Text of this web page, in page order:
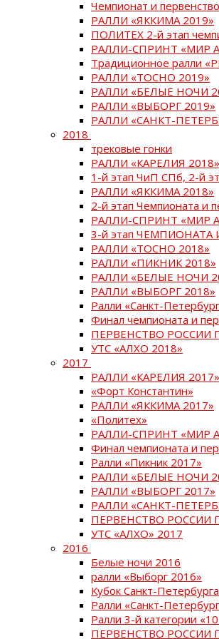
Чемпионат и
РАЛЛИ «ЯККИМА 2019»
ПОЛИТЕХ 2-й этап
РАЛЛИ-СПРИНТ «МИР
Традиционное ралли
РАЛЛИ «ТОСНО 2019»
РАЛЛИ «БЕЛЫЕ НОЧИ
РАЛЛИ «ВЫБОРГ 2019»
РАЛЛИ «САНКТ-
2018
трековые гонки
РАЛЛИ «КАРЕЛИЯ 2018»
1-й этап ЧиП СПб, 2-й
РАЛЛИ «ЯККИМА 2018»
2-й этап Чемпионата и
РАЛЛИ-СПРИНТ «МИР
3-й этап
РАЛЛИ «ТОСНО 2018»
РАЛЛИ «ПИКНИК 2018»
РАЛЛИ «БЕЛЫЕ НОЧИ
РАЛЛИ «ВЫБОРГ 2018»
Ралли «Санкт-
Финал чемпионата и
ПЕРВЕНСТВО РОССИИ
УТС «АЛХО 2018»
2017
РАЛЛИ «КАРЕЛИЯ 2017»
«Форт Константин»
РАЛЛИ «ЯККИМА 2017»
«Политех»
РАЛЛИ-СПРИНТ «МИР
Финал чемпионата и
Ралли «Пикник 2017»
РАЛЛИ «БЕЛЫЕ НОЧИ
РАЛЛИ «ВЫБОРГ 2017»
РАЛЛИ «САНКТ-
ПЕРВЕНСТВО РОССИИ
УТС «АЛХО» 2017
2016
Белые ночи 2016
ралли «Выборг 2016»
Кубок Санкт-
Ралли «Санкт-
Ралли 3-й категории
ПЕРВЕНСТВО РОССИИ